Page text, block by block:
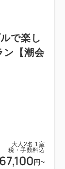
した、インバ
の島村氏監修
まで、各所に
としてブレン
コール（有
大人 2名 1 室
税・手数料込
67,100 円~
で楽し
ン【潮会